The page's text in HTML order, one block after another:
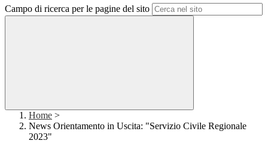
Campo di ricerca per le pagine del sito
Home >
News Orientamento in Uscita: "Servizio Civile Regionale
2023"